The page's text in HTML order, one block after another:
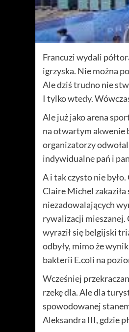
Francuzi wydali
igrzyska. Nie można
Ale dziś trudno nie
I tylko wtedy.
Ale już jako arena
na otwartym akwenie
organizatorzy
indywidualne pań i
A i tak czysto nie
Claire Michel
niezadowalających
rywalizacji mieszanej.
wyraził się belgijski
odbyły, mimo że
bakterii E.coli na
Wcześniej
rzekę dla. Ale dla
spowodowanej
Aleksandra III, gdzie